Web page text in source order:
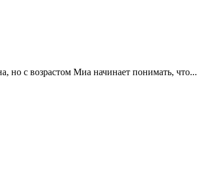
но с возрастом Миа начинает понимать, что...